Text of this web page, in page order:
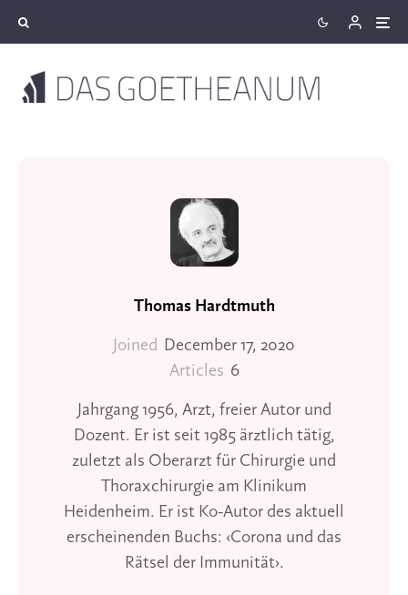
Thomas Hardtmuth
Joined December 17, 2020
Articles 6
Jahrgang 1956, Arzt, freier Autor und
Dozent. Er ist seit 1985 ärztlich tätig,
zuletzt als Oberarzt für Chirurgie und
Thoraxchirurgie am Klinikum
Heidenheim. Er ist Ko-Autor des aktuell
erscheinenden Buchs: ‹Corona und das
Rätsel der Immunität›.